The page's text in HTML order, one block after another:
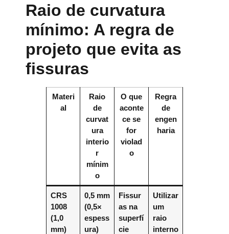
Raio de curvatura
mínimo: A regra de
projeto que evita as
fissuras
Materi
al
Raio
de
curvat
ura
interio
r
mínim
o
O que
aconte
ce se
for
violad
o
Regra
de
engen
haria
CRS
1008
(1,0
mm)
0,5 mm
(0,5×
espess
ura)
Fissur
as na
superfí
cie
Utilizar
um
raio
interno